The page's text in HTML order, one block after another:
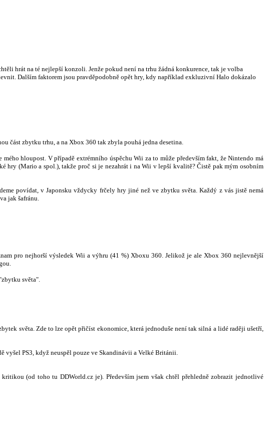
hrát na té nejlepší konzoli. Jenže pokud není na trhu žádná konkurence, tak je volba
Dalším faktorem jsou pravděpodobně opět hry, kdy například exkluzivní Halo dokázalo
část zbytku trhu, a na Xbox 360 tak zbyla pouhá jedna desetina.
hloupost. V případě extrémního úspěchu Wii za to může především fakt, že Nintendo má
(Mario a spol.), takže proč si je nezahrát i na Wii v lepší kvalitě? Čistě pak mým osobním
povídat, v Japonsku vždycky frčely hry jiné než ve zbytku světa. Každý z vás jistě nemá
jak šafránu.
pro nejhorší výsledek Wii a výhru (41 %) Xboxu 360. Jelikož je ale Xbox 360 nejlevnější
světa".
světa. Zde to lze opět přičíst ekonomice, která jednoduše není tak silná a lidé raději ušetří,
vyšel PS3, když neuspěl pouze ve Skandinávii a Velké Británii.
(od toho tu DDWorld.cz je). Především jsem však chtěl přehledně zobrazit jednotlivé